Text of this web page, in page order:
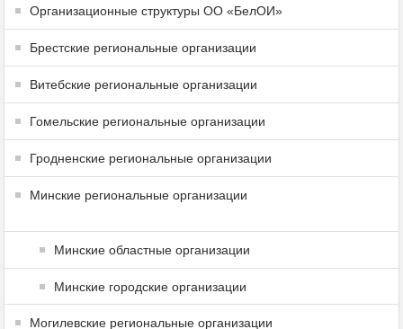
Организационные структуры ОО «БелОИ»
Брестские региональные организации
Витебские региональные организации
Гомельские региональные организации
Гродненские региональные организации
Минские региональные организации
Минские областные организации
Минские городские организации
Могилевские региональные организации